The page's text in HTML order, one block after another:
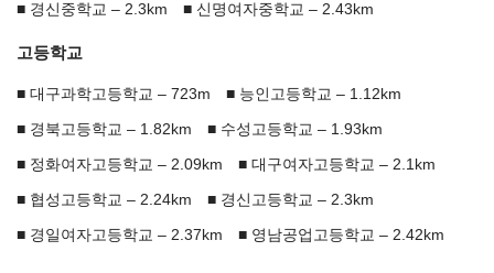
경신중학교 – 2.3km 신명여자중학교 – 2.43km
고등학교
대구과학고등학교 – 723m 능인고등학교 – 1.12km
경북고등학교 – 1.82km 수성고등학교 – 1.93km
정화여자고등학교 – 2.09km 대구여자고등학교 – 2.1km
협성고등학교 – 2.24km 경신고등학교 – 2.3km
경일여자고등학교 – 2.37km 영남공업고등학교 – 2.42km